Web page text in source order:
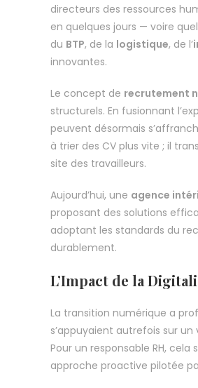
directeurs des ressources
en quelques jours — voire
du BTP, de la logistique, de l’
innovantes.
Le concept de recrutement
structurels. En fusionnant
peuvent désormais
à trier des CV plus vite ; il
site des travailleurs.
Aujourd’hui, une agence
proposant des solutions
adoptant les standards du
durablement.
L’Impact de la
La transition numérique a
s’appuyaient autrefois sur
Pour un responsable RH,
approche proactive pilotée